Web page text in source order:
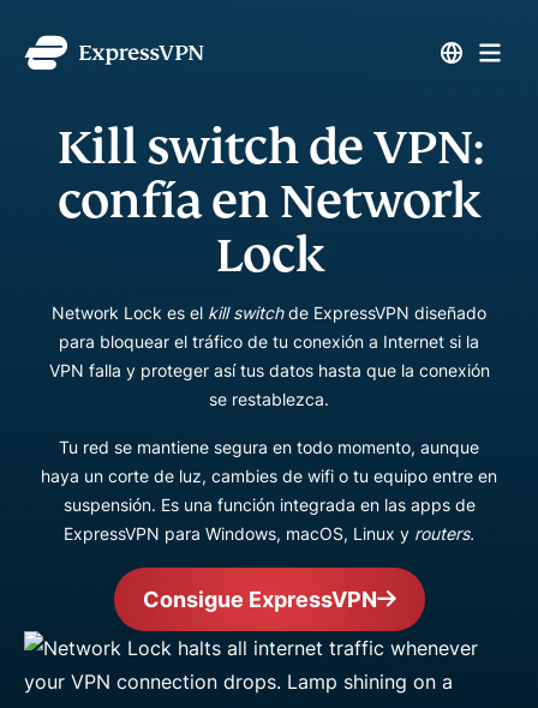
Kill switch de VPN:
confía en Network
Lock
Network Lock es el kill switchde ExpressVPN diseñado
para bloquear el tráfico de tu conexión a Internet si la
VPN falla y proteger así tus datos hasta que la conexión
se restablezca.
Tu red se mantiene segura en todo momento, aunque
haya un corte de luz, cambies de wifi o tu equipo entre en
suspensión. Es una función integrada en las apps de
ExpressVPN para Windows, macOS, Linux y routers.
Consigue ExpressVPN